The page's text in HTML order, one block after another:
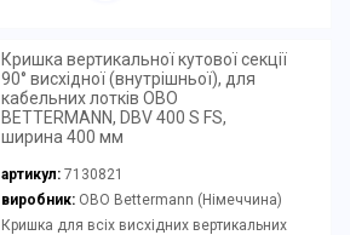
Кришка вертикальної кутової секції
90° висхідної (внутрішньої), для
кабельних лотків OBO
BETTERMANN, DBV 400 S FS,
ширина 400 мм
артикул: 7130821
виробник:OBO Bettermann (Німеччина)
Кришка для всіх висхідних вертикальних